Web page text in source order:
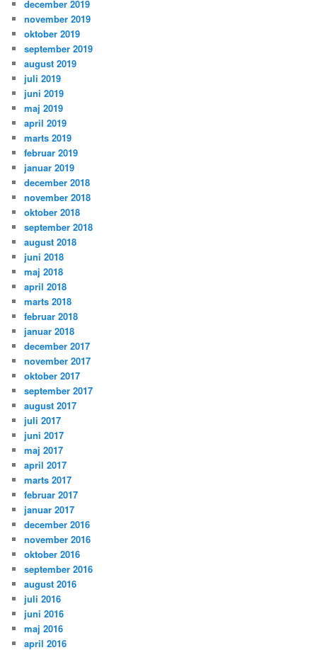
december 2019
november 2019
oktober 2019
september 2019
august 2019
juli 2019
juni 2019
maj 2019
april 2019
marts 2019
februar 2019
januar 2019
december 2018
november 2018
oktober 2018
september 2018
august 2018
juni 2018
maj 2018
april 2018
marts 2018
februar 2018
januar 2018
december 2017
november 2017
oktober 2017
september 2017
august 2017
juli 2017
juni 2017
maj 2017
april 2017
marts 2017
februar 2017
januar 2017
december 2016
november 2016
oktober 2016
september 2016
august 2016
juli 2016
juni 2016
maj 2016
april 2016